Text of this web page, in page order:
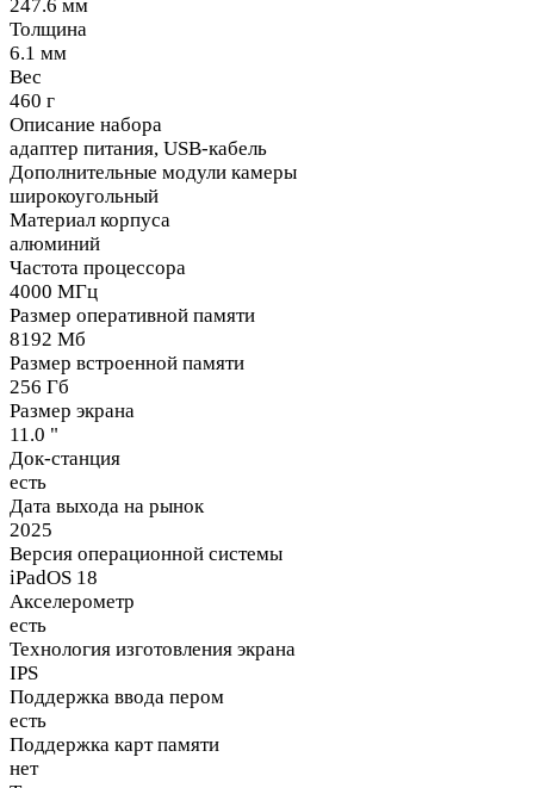
247.6 мм
Толщина
6.1 мм
Вес
460 г
Описание набора
адаптер питания, USB-кабель
Дополнительные модули камеры
широкоугольный
Материал корпуса
алюминий
Частота процессора
4000 МГц
Размер оперативной памяти
8192 Мб
Размер встроенной памяти
256 Гб
Размер экрана
11.0 "
Док-станция
есть
Дата выхода на рынок
2025
Версия операционной системы
iPadOS 18
Акселерометр
есть
Технология изготовления экрана
IPS
Поддержка ввода пером
есть
Поддержка карт памяти
нет